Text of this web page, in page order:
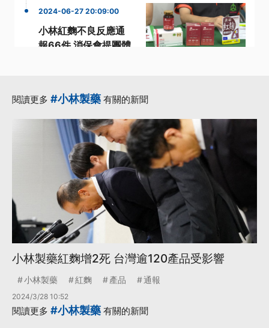
2024-06-27 20:09:00
小林紅麴不良反應通
報66件 消保會提團體
更多...
閱讀更多 #小林製藥 有關的新聞
小林製藥紅麴增2死 台灣逾120產品受影響
小林製藥 紅麴 產品 通報
2024/3/28 10:52
閱讀更多 #小林製藥 有關的新聞